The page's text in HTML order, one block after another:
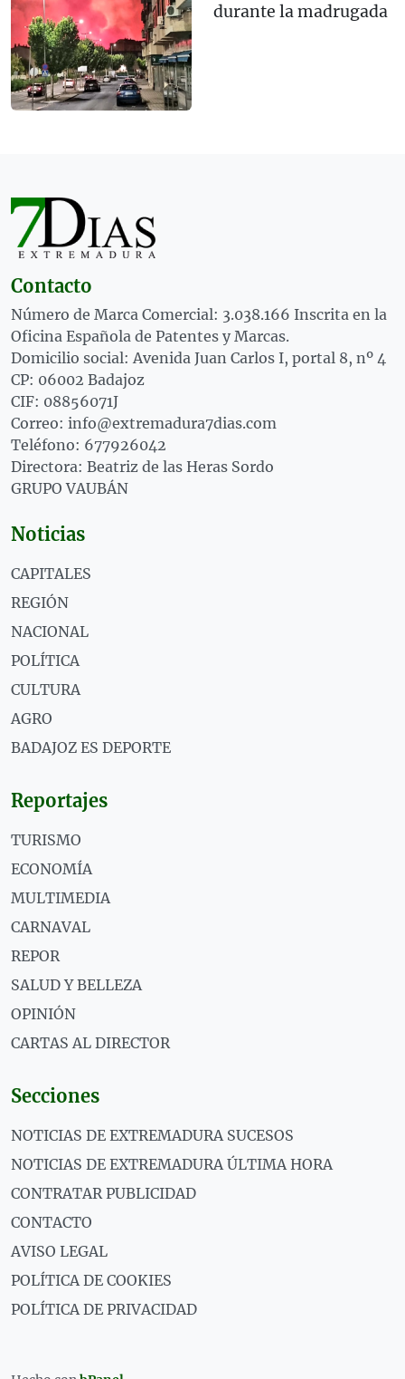
durante la madrugada
Contacto
Número de Marca Comercial: 3.038.166 Inscrita en la
Oficina Española de Patentes y Marcas.
Domicilio social: Avenida Juan Carlos I, portal 8, nº 4
CP: 06002 Badajoz
CIF: 08856071J
Correo: info@extremadura7dias.com
Teléfono: 677926042
Directora: Beatriz de las Heras Sordo
GRUPO VAUBÁN
Noticias
CAPITALES
REGIÓN
NACIONAL
POLÍTICA
CULTURA
AGRO
BADAJOZ ES DEPORTE
Reportajes
TURISMO
ECONOMÍA
MULTIMEDIA
CARNAVAL
REPOR
SALUD Y BELLEZA
OPINIÓN
CARTAS AL DIRECTOR
Secciones
NOTICIAS DE EXTREMADURA SUCESOS
NOTICIAS DE EXTREMADURA ÚLTIMA HORA
CONTRATAR PUBLICIDAD
CONTACTO
AVISO LEGAL
POLÍTICA DE COOKIES
POLÍTICA DE PRIVACIDAD